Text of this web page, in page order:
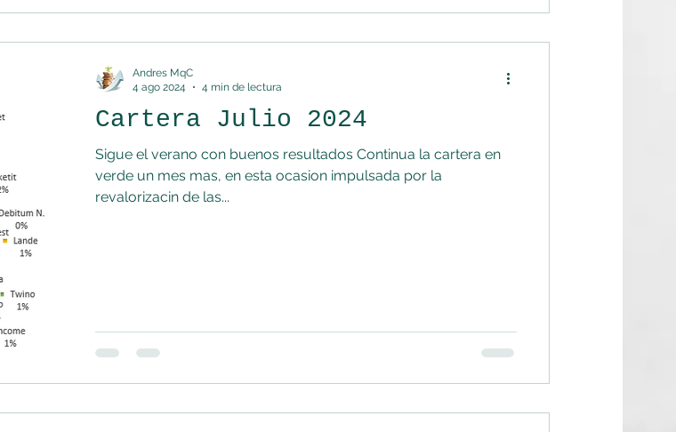
Cartera Julio 2024
Sigue el verano con buenos resultados Continua la cartera en
verde un mes mas, en esta ocasion impulsada por la
revalorizacin de las...
Andres MqC
4 ago 2024
4 min de lectura